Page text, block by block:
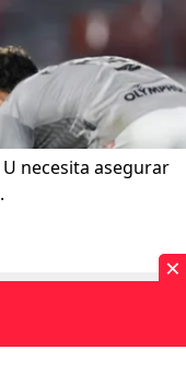
U necesita asegurar
×